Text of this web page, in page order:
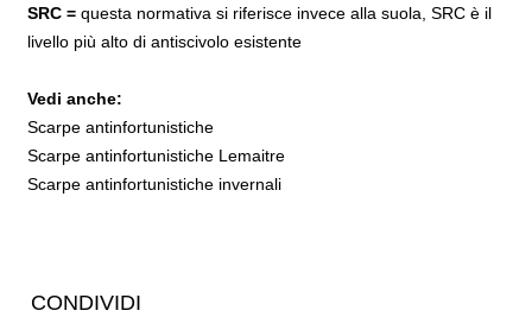
SRC =questa normativa si riferisce invece alla suola, SRC è il
livello più alto di antiscivolo esistente
Vedi anche:
Scarpe antinfortunistiche
Scarpe antinfortunistiche Lemaitre
Scarpe antinfortunistiche invernali
CONDIVIDI